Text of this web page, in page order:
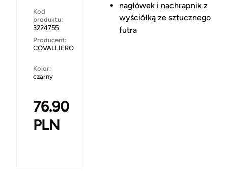
Kod
produktu:
3224755
Producent:
COVALLIERO
Kolor:
czarny
76.90
PLN
nagłówek i nachrapnik z
wyściółką ze sztucznego
futra